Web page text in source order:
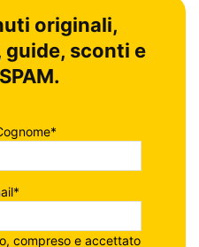
originali,
sconti e
compreso e accettato